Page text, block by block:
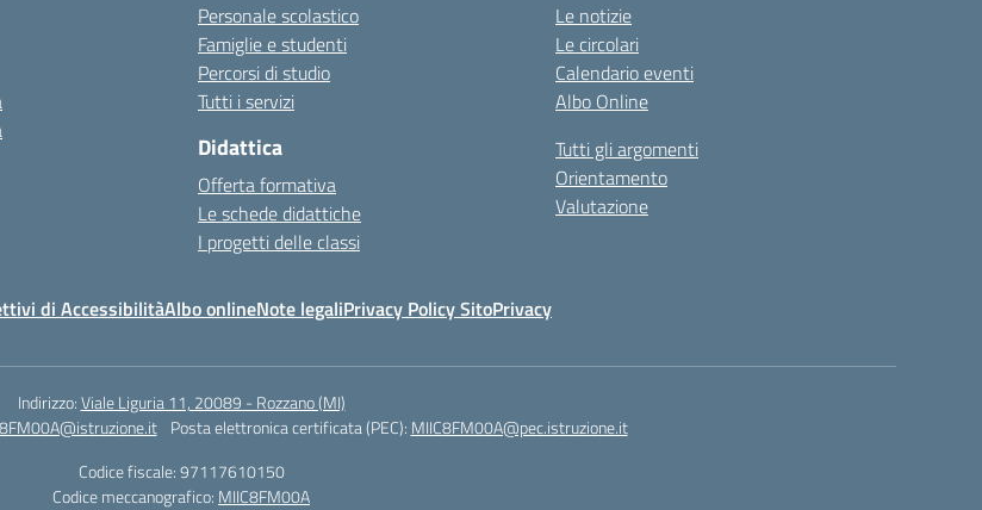
Personale scolastico
Famiglie e studenti
Percorsi di studio
Tutti i servizi
Didattica
Offerta formativa
Le schede didattiche
I progetti delle classi
Le notizie
Le circolari
Calendario eventi
Albo Online
Tutti gli argomenti
Orientamento
Valutazione
di AccessibilitàAlbo onlineNote legaliPrivacy Policy SitoPrivacy
Indirizzo:Viale Liguria 11, 20089 - Rozzano (MI)
Posta elettronica certificata (PEC): MIIC8FM00A@pec.istruzione.it
Codice fiscale: 97117610150
Codice meccanografico: MIIC8FM00A